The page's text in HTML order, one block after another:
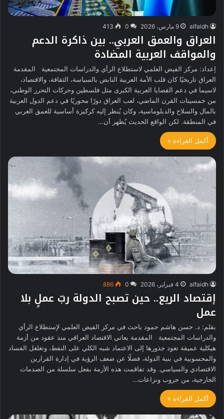
alfaidh 9 مارس، 2026 0
413
العراق والعمق العربي.. بين ذاكرة الدعم
والمواقف العربية المضادة
إعداد: مركز الفيض العلمي لاستطلاع الرأي والدراسات المجتمعية المقدمة
العراق تاريخيًا كان قلب الأمة العربية النابض بالسياسة، الثقافة، والاقتصاد،
لاسيما في دعم القضايا العربية الكبرى مثل فلسطين وحركات التحرر الوطني،
من خمسينات القرن الماضي، لعب العراق دورًا محوريًا في دعم الدول العربية
بالمال والسلاح والدبلوماسية، وكان يُنظر إليه كركيزة أساسية للعمق العربي
في المنطقة. لكن الواقع الحديث يُظهر أن…
أكمل القراءة »
alfaidh 4 فبراير، 2026 0
886
إقتصاد الريع.. حين تصبح الدولة ربّ عملٍ بلا
عمل
بقلم: د. حسن هاشم حمود باحث في مركز الفيض العلمي لإستطلاع الرأي
والدراسات المجتمعية المقدمة يعاني الاقتصاد العراقي منذ عقود من أزمة
هيكلية عميقة تعود جذورها إلى الاعتماد شبه الكلي على النفط، وتغلغل الفساد
والمحسوبية في بنية الدولة، فضلًا عن ضعف الرؤية في إدارة القرارين
الاقتصادي والسياسي. وقد تفاقمت هذه الأزمة بفعل سلسلة من الصدمات
الخارجية، من حروب ونزاعات…
أكمل القراءة »